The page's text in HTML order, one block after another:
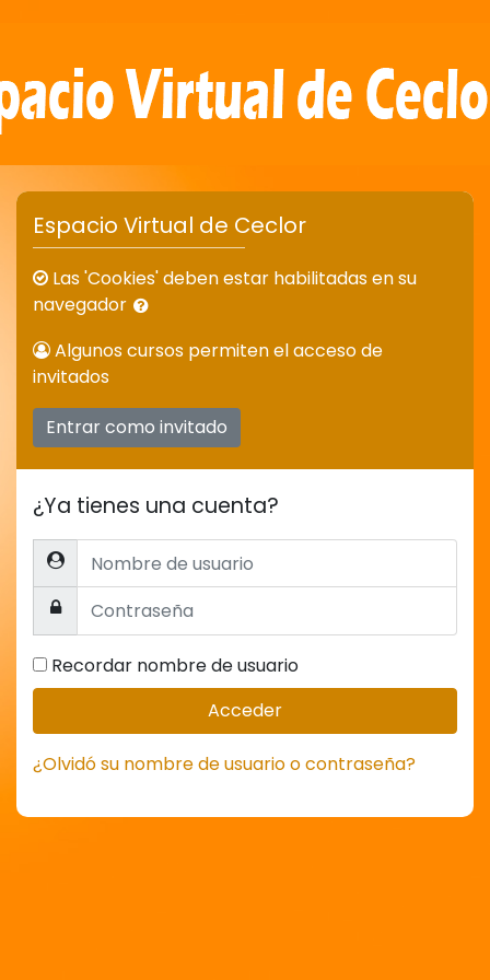
Espacio Virtual de Ceclor
Las 'Cookies' deben estar habilitadas en su
navegador
Algunos cursos permiten el acceso de
invitados
Entrar como invitado
¿Ya tienes una cuenta?
Nombre de usuario
Contraseña
Recordar nombre de usuario
Acceder
¿Olvidó su nombre de usuario o contraseña?